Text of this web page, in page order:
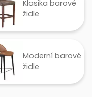
Klasika barové
židle
Moderní barové
židle